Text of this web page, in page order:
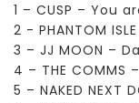
1 – CUSP – You
2 - PHANTOM
3 – JJ MOON –
4 – THE COMMS
5 – NAKED